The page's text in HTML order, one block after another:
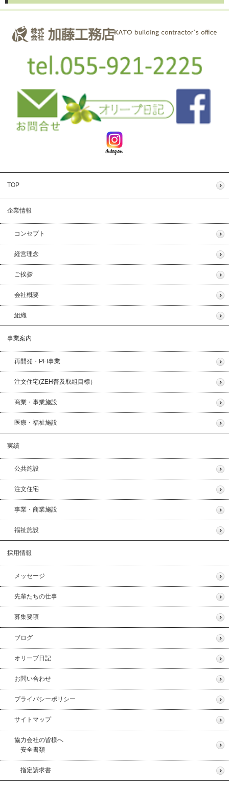
TOP
企業情報
コンセプト
経営理念
ご挨拶
会社概要
組織
事業案内
再開発・PFI事業
注文住宅(ZEH普及取組目標）
商業・事業施設
医療・福祉施設
実績
公共施設
注文住宅
事業・商業施設
福祉施設
採用情報
メッセージ
先輩たちの仕事
募集要項
ブログ
オリーブ日記
お問い合わせ
プライバシーポリシー
サイトマップ
協力会社の皆様へ
安全書類
指定請求書